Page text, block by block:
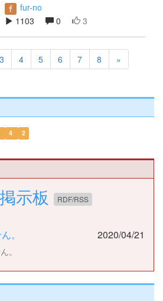
fur-no
1103
0 3
3 4 5 6 7 8 »
4 2
示板 RDF/RSS
。 2020/04/21
。